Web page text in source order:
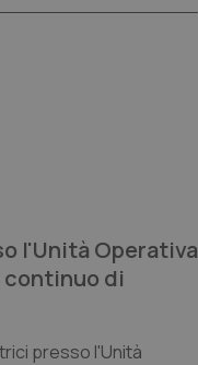
l'Unità Operativa
di
presso l'Unità